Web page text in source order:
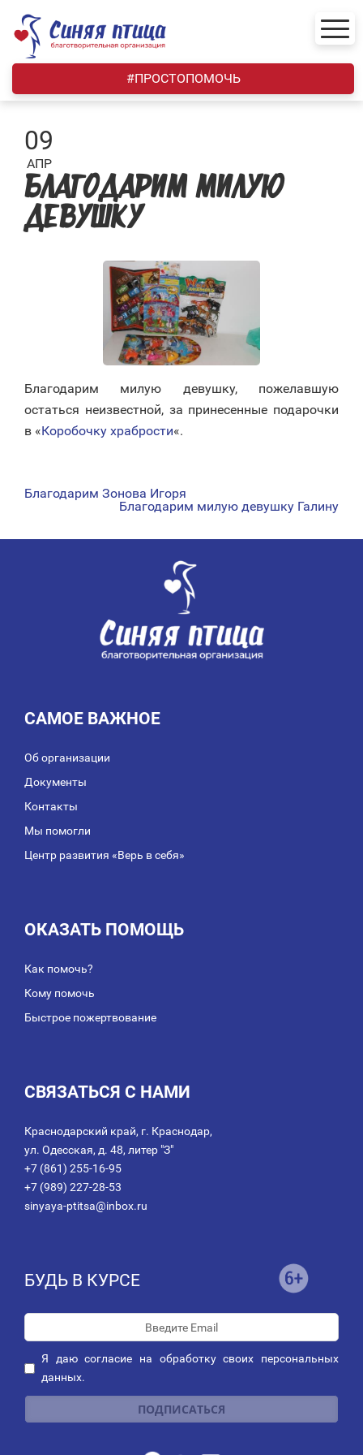
content
#ПРОСТОПОМОЧЬ
09
АПР
БЛАГОДАРИМ МИЛУЮ
ДЕВУШКУ
Благодарим милую девушку, пожелавшую
остаться неизвестной, за принесенные подарочки
в «Коробочку храбрости«.
НАВИГАЦИЯ
Благодарим Зонова Игоря
Благодарим милую девушку Галину
САМОЕ ВАЖНОЕ
Об организации
Документы
Контакты
Мы помогли
Центр развития «Верь в себя»
ОКАЗАТЬ ПОМОЩЬ
Как помочь?
Кому помочь
Быстрое пожертвование
СВЯЗАТЬСЯ С НАМИ
Краснодарский край, г. Краснодар,
ул. Одесская, д. 48, литер "З"
+7 (861) 255-16-95
+7 (989) 227-28-53
sinyaya-ptitsa@inbox.ru
БУДЬ В КУРСЕ
Я даюсогласие на обработку своих персональных
данных.